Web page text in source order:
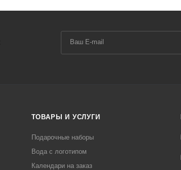
ТОВАРЫ И УСЛУГИ
Подарочные наборы
Вода с логотипом
Календари на заказ